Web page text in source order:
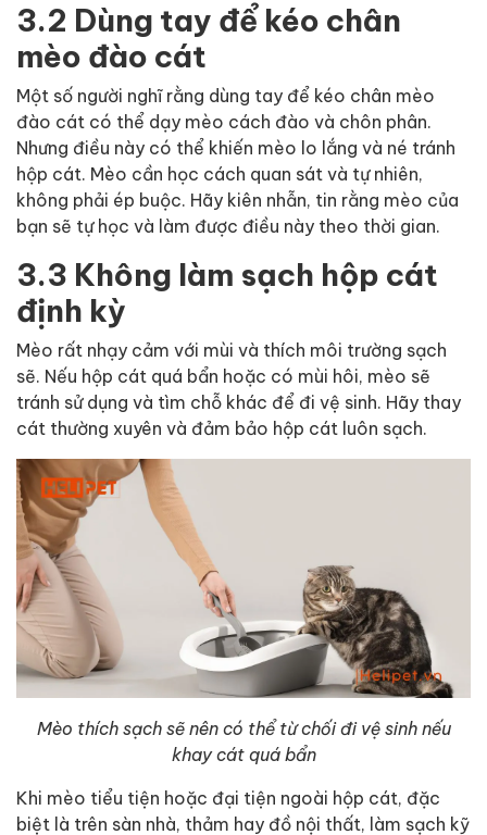
3.2 Dùng tay để kéo chân
mèo đào cát
Một số người nghĩ rằng dùng tay để kéo chân mèo
đào cát có thể dạy mèo cách đào và chôn phân.
Nhưng điều này có thể khiến mèo lo lắng và né tránh
hộp cát. Mèo cần học cách quan sát và tự nhiên,
không phải ép buộc. Hãy kiên nhẫn, tin rằng mèo của
bạn sẽ tự học và làm được điều này theo thời gian.
3.3 Không làm sạch hộp cát
định kỳ
Mèo rất nhạy cảm với mùi và thích môi trường sạch
sẽ. Nếu hộp cát quá bẩn hoặc có mùi hôi, mèo sẽ
tránh sử dụng và tìm chỗ khác để đi vệ sinh. Hãy thay
cát thường xuyên và đảm bảo hộp cát luôn sạch.
Mèo thích sạch sẽ nên có thể từ chối đi vệ sinh nếu
khay cát quá bẩn
Khi mèo tiểu tiện hoặc đại tiện ngoài hộp cát, đặc
biệt là trên sàn nhà, thảm hay đồ nội thất, làm sạch kỹ